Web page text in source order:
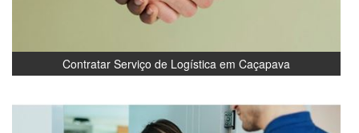
Contratar Serviço de Logística em Caçapava